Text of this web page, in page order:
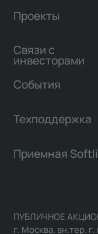
Проекты
Связи с
инвесторами
События
Техподдержка
Приемная
ПУБЛИЧНОЕ
г. Москва, вн.тер.